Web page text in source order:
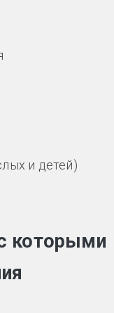
и детей)
которыми